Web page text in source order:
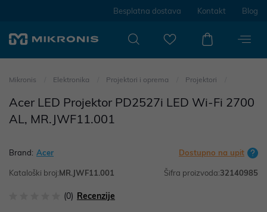
Besplatna dostava Kontakt Blog
Mikronis Elektronika Projektori i oprema Projektori
Acer LED Projektor PD2527i LED Wi-Fi 2700
AL, MR.JWF11.001
Brand: Acer Dostupno na upit
Kataloški broj:MR.JWF11.001 Šifra proizvoda:32140985
(0) Recenzije